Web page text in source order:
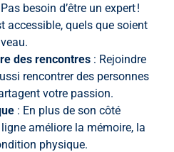
besoin d’être un expert !
accessible, quels que soient
des rencontres : Rejoindre
rencontrer des personnes
votre passion.
: En plus de son côté
améliore la mémoire, la
physique.